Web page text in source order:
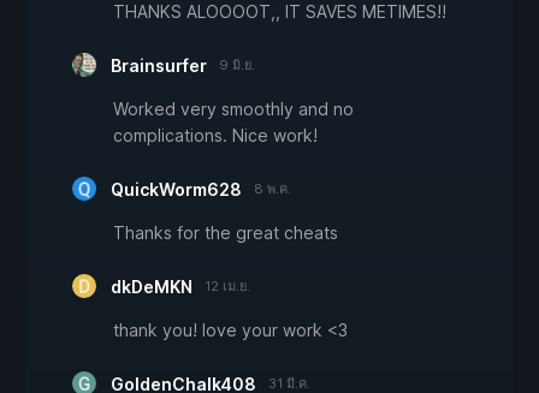
THANKS ALOOOOT,, IT SAVES METIMES!!
Brainsurfer 9 มิ.ย.
Worked very smoothly and no
complications. Nice work!
QuickWorm628 8 พ.ค.
Thanks for the great cheats
dkDeMKN 12 เม.ย.
thank you! love your work <3
GoldenChalk408 31 มี.ค.